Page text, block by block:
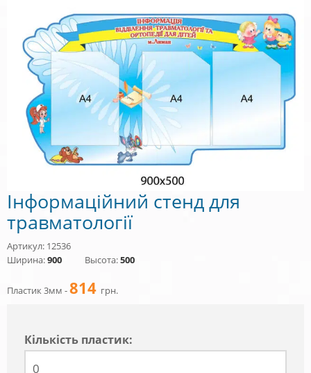
Інформаційний стенд для
травматології
Артикул: 12536
Ширина:900 Высота:500
Пластик 3мм -814 грн.
Кiлькiсть пластик: